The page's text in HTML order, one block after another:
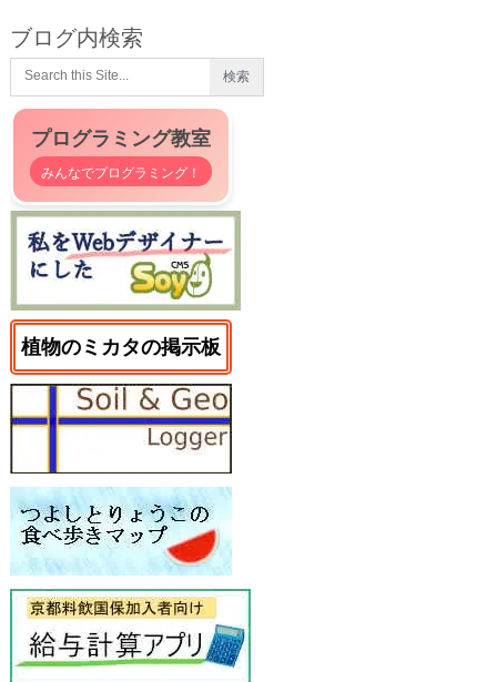
ブログ内検索
プログラミング教室
みんなでプログラミング！
植物のミカタの掲示板